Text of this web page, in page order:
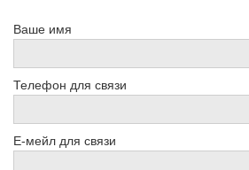
Ваше имя
Телефон для связи
Е-мейл для связи